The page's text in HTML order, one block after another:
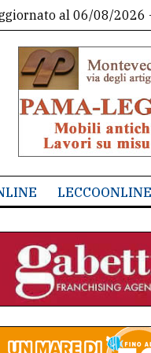
al 06/08/2026
LECCOONLINE